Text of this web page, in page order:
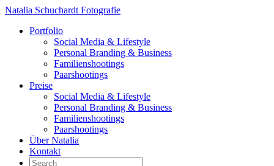
Natalia Schuchardt Fotografie
Portfolio
Social Media & Lifestyle
Personal Branding & Business
Familienshootings
Paarshootings
Preise
Social Media & Lifestyle
Personal Branding & Business
Familienshootings
Paarshootings
Über Natalia
Kontakt